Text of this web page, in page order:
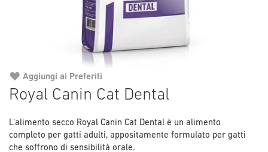
Royal Canin Cat Dental
L’alimento secco Royal Canin Cat Dental è un alimento
completo per gatti adulti, appositamente formulato per gatti
che soffrono di sensibilità orale.
Aggiungi ai Preferiti
all'inizio
galleria
di
immagini